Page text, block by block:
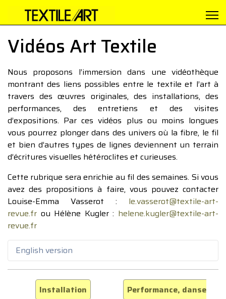
Vidéos Art Textile
Nous proposons l’immersion dans une vidéothèque
montrant des liens possibles entre le textile et l’art à
travers des œuvres originales, des installations, des
performances, des entretiens et des visites
d’expositions. Par ces vidéos plus ou moins longues
vous pourrez plonger dans des univers où la fibre, le fil
et bien d’autres types de lignes deviennent un terrain
d’écritures visuelles hétéroclites et curieuses.
Cette rubrique sera enrichie au fil des semaines. Si vous
avez des propositions à faire, vous pouvez contacter
Louise-Emma Vasserot : le.vasserot@textile-art-
revue.fr ou Hélène Kugler : helene.kugler@textile-art-
revue.fr
English version
Installation
Performance, danse